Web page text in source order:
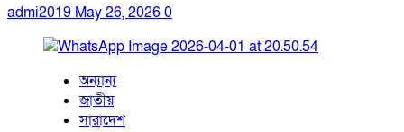
admi2019 May 26, 20260
অন্যান্য
জাতীয়
সারাদেশ